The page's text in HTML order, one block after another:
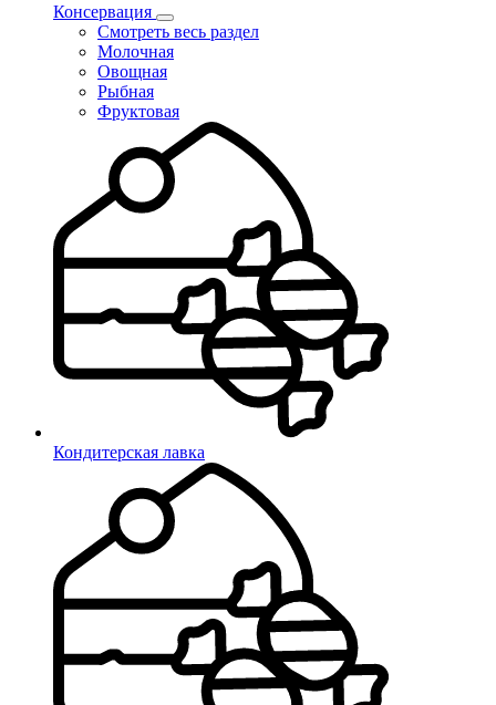
Консервация
Смотреть весь раздел
Молочная
Овощная
Рыбная
Фруктовая
Кондитерская лавка